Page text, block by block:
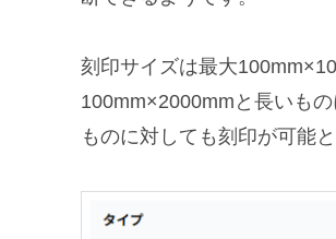
刻印サイズは最大
100mm×2000mmと長いも
ものに対しても刻印が可能と